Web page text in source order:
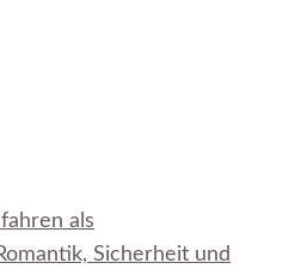
als
Sicherheit und